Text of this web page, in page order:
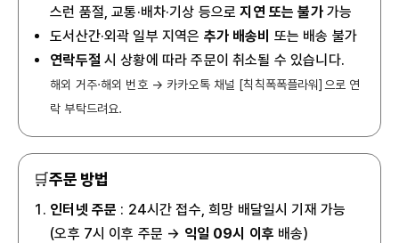
스런 품절, 교통·배차·기상 등으로지연 또는 불가가능
도서산간·외곽 일부 지역은 추가 배송비 또는 배송 불가
연락두절 시 상황에 따라 주문이 취소될 수 있습니다.
해외 거주·해외 번호 → 카카오톡 채널 [칙칙폭폭플라워]으로 연
락 부탁드려요.
🛒주문 방법
인터넷 주문 : 24시간 접수, 희망 배달일시 기재 가능
(오후 7시 이후 주문 → 익일 09시 이후 배송)